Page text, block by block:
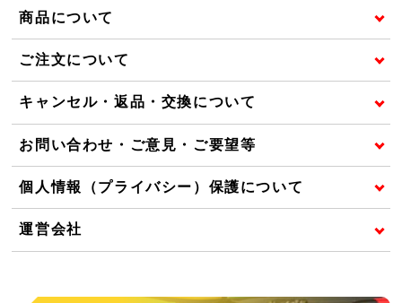
商品について
ご注文について
キャンセル・返品・交換について
お問い合わせ・ご意見・ご要望等
個人情報（プライバシー）保護について
運営会社